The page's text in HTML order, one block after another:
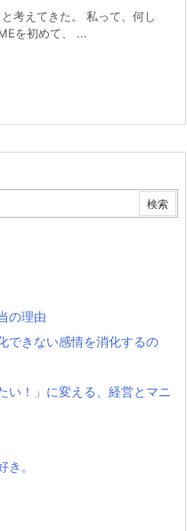
考えてきた。 私って、何し
を初めて、 ...
の理由
できない感情を消化するの
い！」に変える、経営とマニ
。